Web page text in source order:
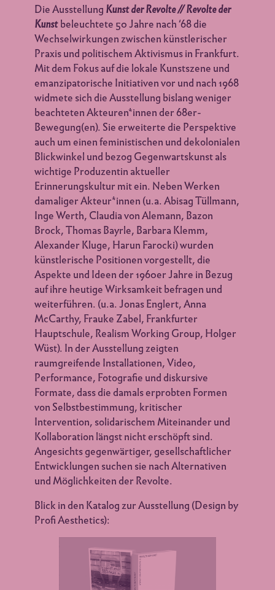
Die AusstellungKunst der Revolte // Revolte der
Kunstbeleuchtete 50 Jahre nach ‘68 die
Wechselwirkungen zwischen künstlerischer
Praxis und politischem Aktivismus in Frankfurt.
Mit dem Fokus auf die lokale Kunstszene und
emanzipatorische Initiativen vor und nach 1968
widmete sich die Ausstellung bislang weniger
beachteten Akteuren*innen der 68er-
Bewegung(en). Sie erweiterte die Perspektive
auch um einen feministischen und dekolonialen
Blickwinkel und bezog Gegenwartskunst als
wichtige Produzentin aktueller
Erinnerungskultur mit ein. Neben Werken
damaliger Akteur*innen (u.a. Abisag Tüllmann,
Inge Werth, Claudia von Alemann, Bazon
Brock, Thomas Bayrle, Barbara Klemm,
Alexander Kluge, Harun Farocki) wurden
künstlerische Positionen vorgestellt, die
Aspekte und Ideen der 1960er Jahre in Bezug
auf ihre heutige Wirksamkeit befragen und
weiterführen. (u.a. Jonas Englert, Anna
McCarthy, Frauke Zabel, Frankfurter
Hauptschule, Realism Working Group, Holger
Wüst). In der Ausstellung zeigten
raumgreifende Installationen, Video,
Performance, Fotografie und diskursive
Formate, dass die damals erprobten Formen
von Selbstbestimmung, kritischer
Intervention, solidarischem Miteinander und
Kollaboration längst nicht erschöpft sind.
Angesichts gegenwärtiger, gesellschaftlicher
Entwicklungen suchen sie nach Alternativen
und Möglichkeiten der Revolte.
Blick in den Katalog zur Ausstellung (Design by
Profi Aesthetics):